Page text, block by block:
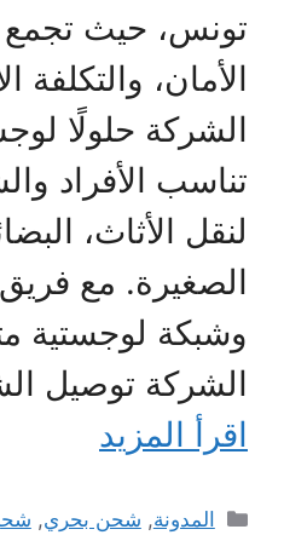
تونس، حيث تجمع
الأمان، والتكلفة
الشركة حلولًا
تناسب الأفراد
لنقل الأثاث،
الصغيرة. مع
وشبكة لوجستية
الشركة توصيل
اقرأ المزيد
التصنيفات
المدونة, شحن بحري,